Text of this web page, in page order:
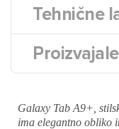
Tehnične
Galaxy Tab A9+,
ima elegantno obliko